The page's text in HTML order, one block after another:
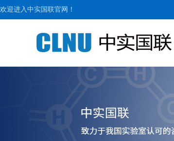
欢迎进入中实国联官网！